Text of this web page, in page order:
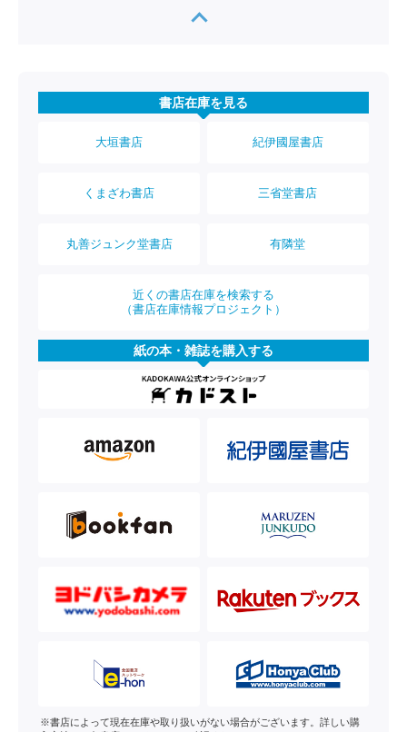
書店在庫を見る
大垣書店 紀伊國屋書店
くまざわ書店 三省堂書店
丸善ジュンク堂書店 有隣堂
近くの書店在庫を検索する
（書店在庫情報プロジェクト）
紙の本・雑誌を購入する
※書店によって現在在庫や取り扱いがない場合がございます。詳しい購